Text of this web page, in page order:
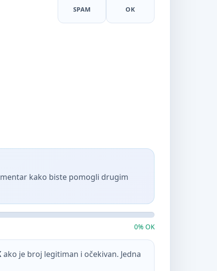
SPAM OK
kako biste pomogli drugim
0% OK
ako je broj legitiman i očekivan. Jedna